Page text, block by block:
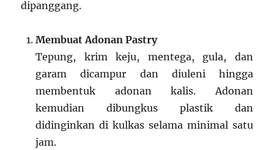
dipanggang.
Membuat Adonan Pastry
Tepung, krim keju, mentega, gula, dan
garam dicampur dan diuleni hingga
membentuk adonan kalis. Adonan
kemudian dibungkus plastik dan
didinginkan di kulkas selama minimal satu
jam.